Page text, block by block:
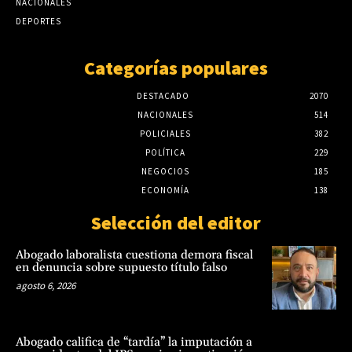
DEPORTES
Categorías populares
DESTACADO
2070
NACIONALES
514
POLICIALES
382
POLÍTICA
229
NEGOCIOS
185
ECONOMÍA
138
Selección del editor
Abogado laboralista cuestiona demora fiscal
en denuncia sobre supuesto título falso
agosto 6, 2026
Abogado califica de “tardía” la imputación a